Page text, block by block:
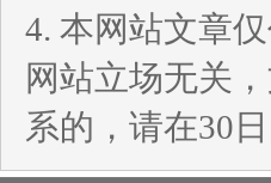
4. 本网站文章
网站立场无关
系的，请在30